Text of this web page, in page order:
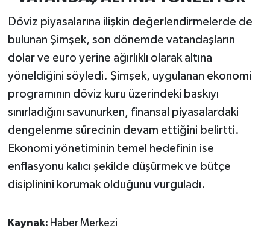
Döviz piyasalarına ilişkin değerlendirmelerde de
bulunan Şimşek, son dönemde vatandaşların
dolar ve euro yerine ağırlıklı olarak altına
yöneldiğini söyledi. Şimşek, uygulanan ekonomi
programının döviz kuru üzerindeki baskıyı
sınırladığını savunurken, finansal piyasalardaki
dengelenme sürecinin devam ettiğini belirtti.
Ekonomi yönetiminin temel hedefinin ise
enflasyonu kalıcı şekilde düşürmek ve bütçe
disiplinini korumak olduğunu vurguladı.
Kaynak: Haber Merkezi